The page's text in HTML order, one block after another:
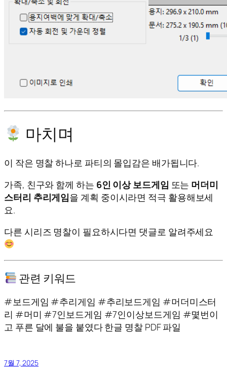
마치며
이 작은 명찰 하나로 파티의 몰입감은 배가됩니다.
가족, 친구와 함께 하는 6인 이상 보드게임 또는 머더미
스터리 추리게임을 계획 중이시라면 적극 활용해보세
요.
다른 시리즈 명찰이 필요하시다면 댓글로 알려주세요
관련 키워드
#보드게임 #추리게임 #추리보드게임 #머더미스터
리 #머미 #7인보드게임 #7인이상보드게임 #몇번이
고 푸른 달에 불을 붙였다 한글 명찰 PDF 파일
7월 7, 2025